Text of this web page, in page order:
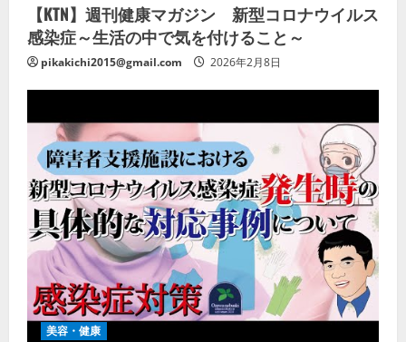
【KTN】週刊健康マガジン 新型コロナウイルス
感染症～生活の中で気を付けること～
pikakichi2015@gmail.com 2026年2月8日
美容・健康